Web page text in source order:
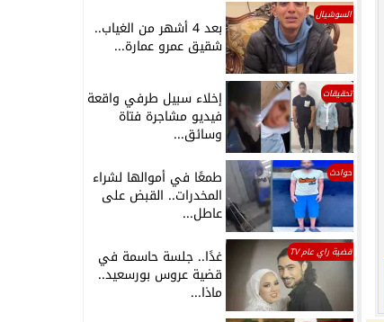
السوشيال
بعد 4 أشهر من الغياب..
شقيق عمرو عمارة...
تحقيقات إخلاء سبيل طرفي واقعة
فيديو مشاجرة فتاة
وسائق...
حوادث طمعًا في أموالها لشراء
المخدرات.. القبض على
عاطل...
قضية راي عام TV غدًا.. جلسة حاسمة في
قضية عروس بورسعيد..
ماذا...